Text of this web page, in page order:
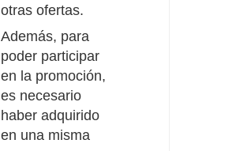
otras ofertas.
Además, para
poder participar
en la promoción,
es necesario
haber adquirido
en una misma